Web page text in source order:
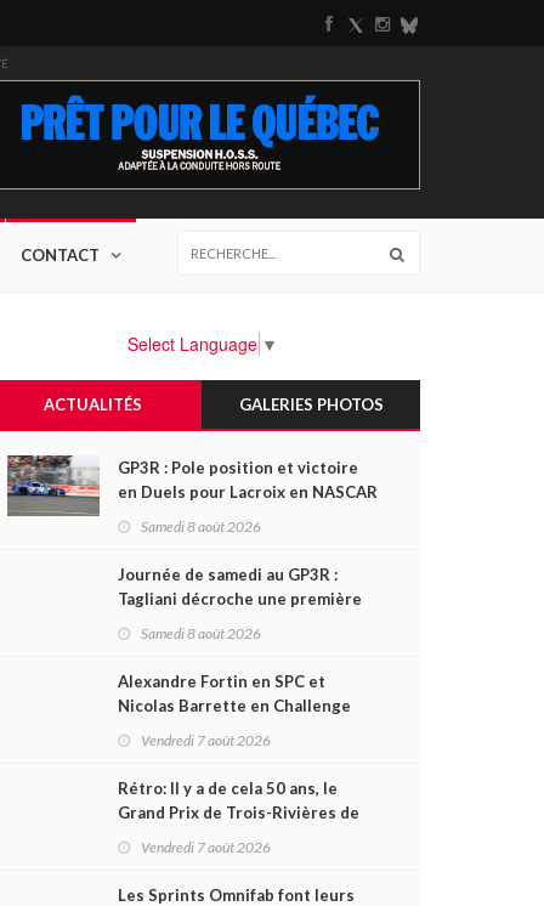
CONTACT
Select Language ▼
ACTUALITÉS GALERIES PHOTOS
GP3R : Pole position et victoire
en Duels pour Lacroix en NASCAR
Canada; Camirand remporte
Samedi 8 août 2026
Journée de samedi au GP3R :
Tagliani décroche une première
victoire en Coupe Radical; des
toutes les séries
Samedi 8 août 2026
Alexandre Fortin en SPC et
Nicolas Barrette en Challenge
Canada héros des premières
Vendredi 7 août 2026
Rétro: Il y a de cela 50 ans, le
Grand Prix de Trois-Rivières de
1976
Vendredi 7 août 2026
Les Sprints Omnifab font leurs